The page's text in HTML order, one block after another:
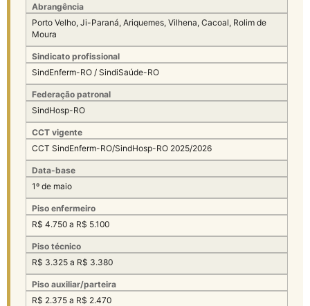
Abrangência
Porto Velho, Ji-Paraná, Ariquemes, Vilhena, Cacoal, Rolim de
Moura
Sindicato profissional
SindEnferm-RO / SindiSaúde-RO
Federação patronal
SindHosp-RO
CCT vigente
CCT SindEnferm-RO/SindHosp-RO 2025/2026
Data-base
1º de maio
Piso enfermeiro
R$ 4.750 a R$ 5.100
Piso técnico
R$ 3.325 a R$ 3.380
Piso auxiliar/parteira
R$ 2.375 a R$ 2.470